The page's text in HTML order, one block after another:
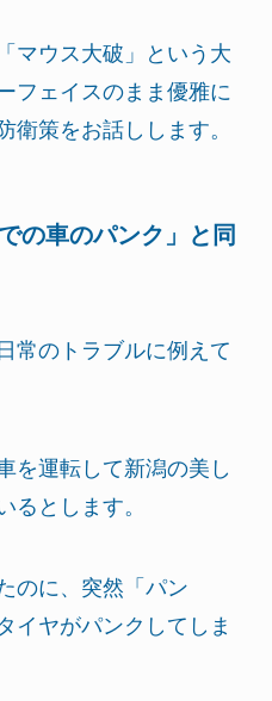
マウス大破」という大
フェイスのまま優雅に
衛策をお話しします。
の車のパンク」と同
常のトラブルに例えて
を運転して新潟の美し
るとします。
のに、突然「パン
イヤがパンクしてしま